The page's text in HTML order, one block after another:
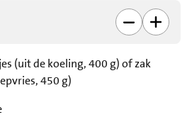
(uit de koeling, 400 g) of zak
450 g)